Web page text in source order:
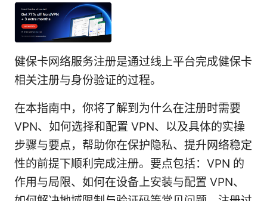
健保卡网络服务注册是通过线上平台完成健保卡
相关注册与身份验证的过程。
在本指南中，你将了解到为什么在注册时需要
VPN、如何选择和配置 VPN、以及具体的实操
步骤与要点，帮助你在保护隐私、提升网络稳定
性的前提下顺利完成注册。要点包括：VPN 的
作用与局限、如何在设备上安装与配置 VPN、